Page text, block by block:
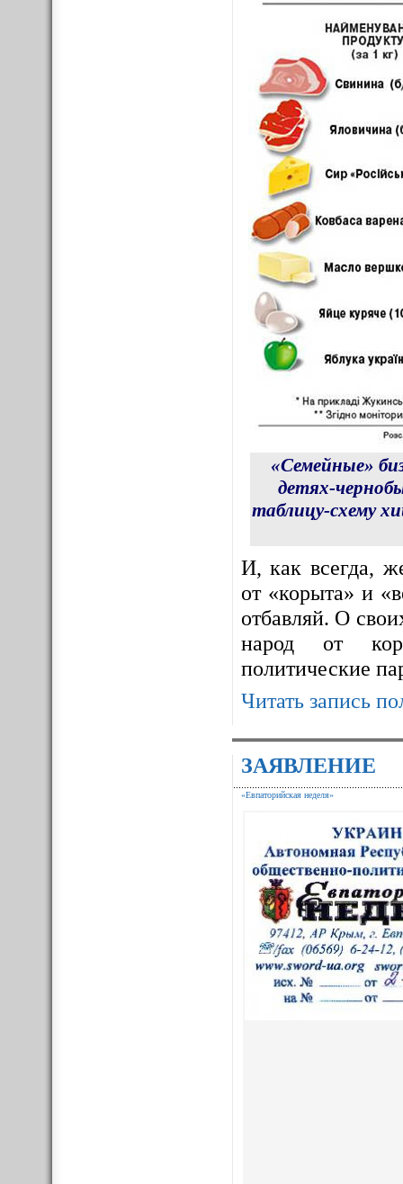
«Семейные»
детях-
таблицу-схему
И, как всегда,
от «корыта» и
отбавляй. О
народ от
политические
Читать запись
ЗАЯВЛЕНИЕ
«Евпаторийская неделя»